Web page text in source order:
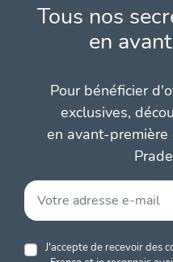
Tous nos
en
Pour bénéficier
exclusives,
en avant-
J'accepte de recevoir des